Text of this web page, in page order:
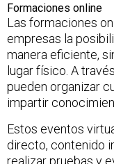
Formaciones online
Las formaciones
empresas la
manera eficiente,
lugar físico. A
pueden organizar
impartir
Estos eventos
directo, contenido
realizar pruebas y